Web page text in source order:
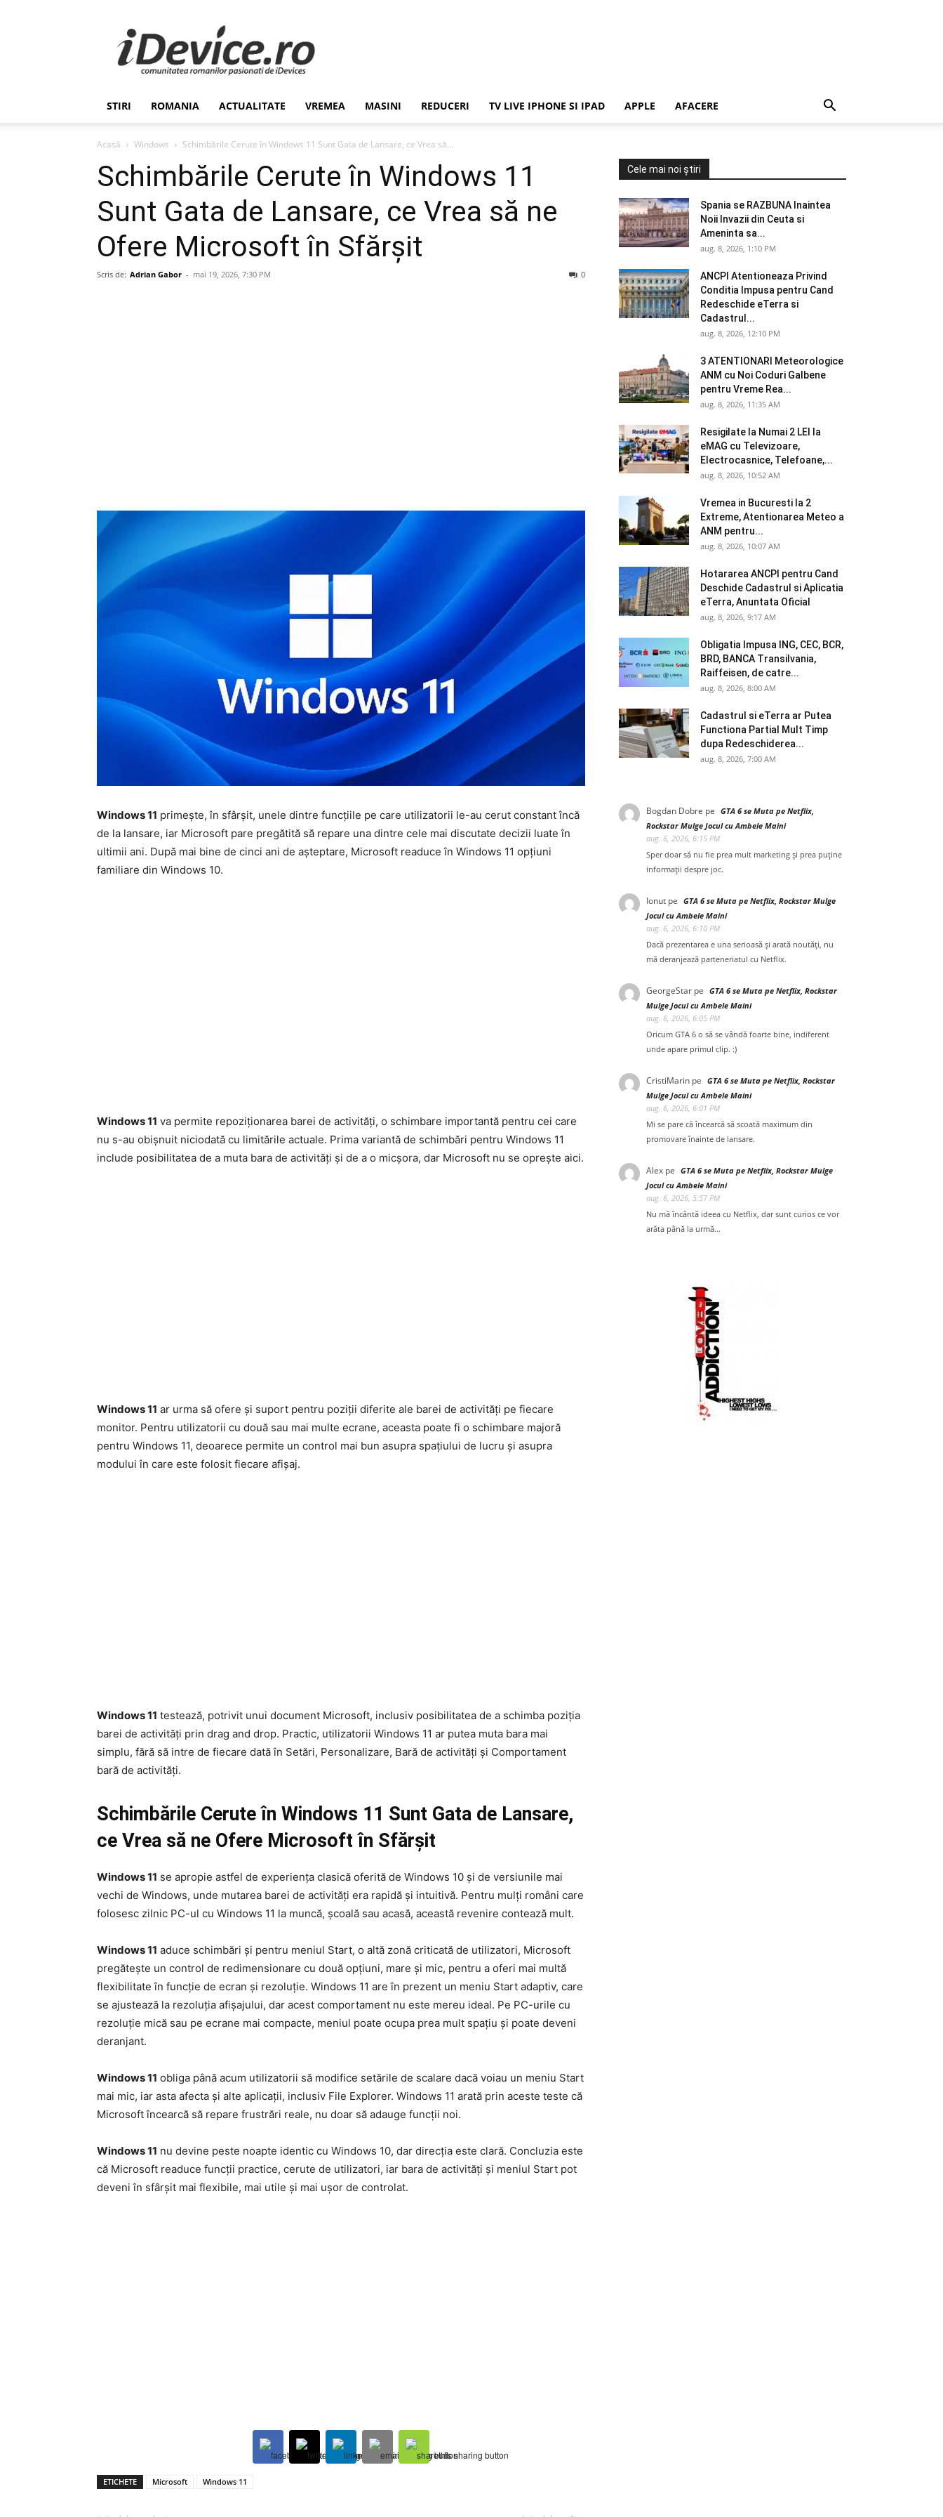
Stiri
de
Ultima
Ora
Romania,
Economie,
–
iDevice.ro
STIRI ROMANIA ACTUALITATE VREMEA MASINI REDUCERI TV LIVE IPHONE SI IPAD APPLE AFACERE
Acasă Windows Schimbările Cerute în Windows 11 Sunt Gata de Lansare, ce Vrea să...
Schimbările Cerute în Windows 11
Sunt Gata de Lansare, ce Vrea să ne
Ofere Microsoft în Sfărșit
Scris de: Adrian Gabor - mai 19, 2026, 7:30 PM 0
Windows 11 primește, în sfârșit, unele dintre funcțiile pe care utilizatorii le-au cerut constant încă
de la lansare, iar Microsoft pare pregătită să repare una dintre cele mai discutate decizii luate în
ultimii ani. După mai bine de cinci ani de așteptare, Microsoft readuce în Windows 11 opțiuni
familiare din Windows 10.
Windows 11 va permite repoziționarea barei de activități, o schimbare importantă pentru cei care
nu s-au obișnuit niciodată cu limitările actuale. Prima variantă de schimbări pentru Windows 11
include posibilitatea de a muta bara de activități și de a o micșora, dar Microsoft nu se oprește aici.
Windows 11 ar urma să ofere și suport pentru poziții diferite ale barei de activități pe fiecare
monitor. Pentru utilizatorii cu două sau mai multe ecrane, aceasta poate fi o schimbare majoră
pentru Windows 11, deoarece permite un control mai bun asupra spațiului de lucru și asupra
modului în care este folosit fiecare afișaj.
Windows 11 testează, potrivit unui document Microsoft, inclusiv posibilitatea de a schimba poziția
barei de activități prin drag and drop. Practic, utilizatorii Windows 11 ar putea muta bara mai
simplu, fără să intre de fiecare dată în Setări, Personalizare, Bară de activități și Comportament
bară de activități.
Schimbările Cerute în Windows 11 Sunt Gata de Lansare,
ce Vrea să ne Ofere Microsoft în Sfărșit
Windows 11 se apropie astfel de experiența clasică oferită de Windows 10 și de versiunile mai
vechi de Windows, unde mutarea barei de activități era rapidă și intuitivă. Pentru mulți români care
folosesc zilnic PC-ul cu Windows 11 la muncă, școală sau acasă, această revenire contează mult.
Windows 11 aduce schimbări și pentru meniul Start, o altă zonă criticată de utilizatori, Microsoft
pregătește un control de redimensionare cu două opțiuni, mare și mic, pentru a oferi mai multă
flexibilitate în funcție de ecran și rezoluție. Windows 11 are în prezent un meniu Start adaptiv, care
se ajustează la rezoluția afișajului, dar acest comportament nu este mereu ideal. Pe PC-urile cu
rezoluție mică sau pe ecrane mai compacte, meniul poate ocupa prea mult spațiu și poate deveni
deranjant.
Windows 11 obliga până acum utilizatorii să modifice setările de scalare dacă voiau un meniu Start
mai mic, iar asta afecta și alte aplicații, inclusiv File Explorer. Windows 11 arată prin aceste teste că
Microsoft încearcă să repare frustrări reale, nu doar să adauge funcții noi.
Windows 11 nu devine peste noapte identic cu Windows 10, dar direcția este clară. Concluzia este
că Microsoft readuce funcții practice, cerute de utilizatori, iar bara de activități și meniul Start pot
deveni în sfârșit mai flexibile, mai utile și mai ușor de controlat.
ETICHETE Microsoft Windows 11
Cele mai noi știri
Spania se RAZBUNA Inaintea
Noii Invazii din Ceuta si
Ameninta sa...
aug. 8, 2026, 1:10 PM
ANCPI Atentioneaza Privind
Conditia Impusa pentru Cand
Redeschide eTerra si
Cadastrul...
aug. 8, 2026, 12:10 PM
3 ATENTIONARI Meteorologice
ANM cu Noi Coduri Galbene
pentru Vreme Rea...
aug. 8, 2026, 11:35 AM
Resigilate la Numai 2 LEI la
eMAG cu Televizoare,
Electrocasnice, Telefoane,...
aug. 8, 2026, 10:52 AM
Vremea in Bucuresti la 2
Extreme, Atentionarea Meteo a
ANM pentru...
aug. 8, 2026, 10:07 AM
Hotararea ANCPI pentru Cand
Deschide Cadastrul si Aplicatia
eTerra, Anuntata Oficial
aug. 8, 2026, 9:17 AM
Obligatia Impusa ING, CEC, BCR,
BRD, BANCA Transilvania,
Raiffeisen, de catre...
aug. 8, 2026, 8:00 AM
Cadastrul si eTerra ar Putea
Functiona Partial Mult Timp
dupa Redeschiderea...
aug. 8, 2026, 7:00 AM
Bogdan Dobre pe GTA 6 se Muta pe Netflix,
Rockstar Mulge Jocul cu Ambele Maini
aug. 6, 2026, 6:15 PM
Sper doar să nu fie prea mult marketing și prea puține
informații despre joc.
Ionut pe GTA 6 se Muta pe Netflix, Rockstar Mulge
Jocul cu Ambele Maini
aug. 6, 2026, 6:10 PM
Dacă prezentarea e una serioasă și arată noutăți, nu
mă deranjează parteneriatul cu Netflix.
GeorgeStar pe GTA 6 se Muta pe Netflix, Rockstar
Mulge Jocul cu Ambele Maini
aug. 6, 2026, 6:05 PM
Oricum GTA 6 o să se vândă foarte bine, indiferent
unde apare primul clip. :)
CristiMarin pe GTA 6 se Muta pe Netflix, Rockstar
Mulge Jocul cu Ambele Maini
aug. 6, 2026, 6:01 PM
Mi se pare că încearcă să scoată maximum din
promovare înainte de lansare.
Alex pe GTA 6 se Muta pe Netflix, Rockstar Mulge
Jocul cu Ambele Maini
aug. 6, 2026, 5:57 PM
Nu mă încântă ideea cu Netflix, dar sunt curios ce vor
arăta până la urmă...